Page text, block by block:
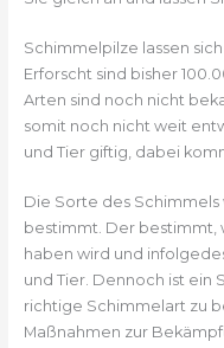
Schimmelpilze lassen
Erforscht sind bisher
Arten sind noch nicht
somit noch nicht weit
und Tier giftig, dabei
Die Sorte des
bestimmt. Der bestimmt,
haben wird und
und Tier. Dennoch ist ein
richtige Schimmelart zu
Maßnahmen zur